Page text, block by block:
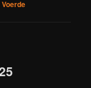
Voerde